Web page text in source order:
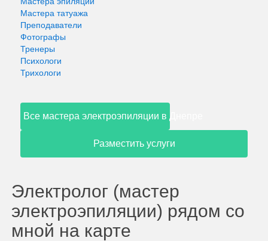
Мастера татуажа
Преподаватели
Фотографы
Тренеры
Психологи
Трихологи
Все мастера электроэпиляции в Днепре
Разместить услуги
Электролог (мастер
электроэпиляции) рядом со
мной на карте